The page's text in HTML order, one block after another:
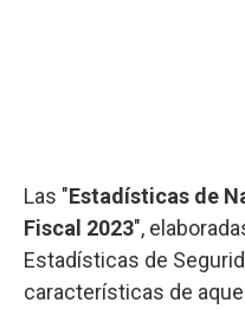
Las "Estadísticas de
Fiscal 2023",
Estadísticas de
características de